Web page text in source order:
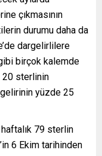
çıkmasının
durumu daha da
dargelirlilere
birçok kalemde
20 sterlinin
yüzde 25
79 sterlin
6 Ekim tarihinden